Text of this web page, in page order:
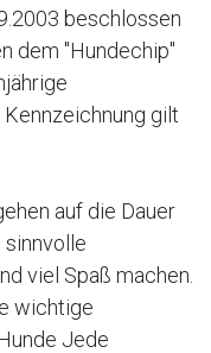
beschlossen
dem "Hundechip"
gilt
auf die Dauer
sinnvolle
viel Spaß machen.
wichtige
Jede